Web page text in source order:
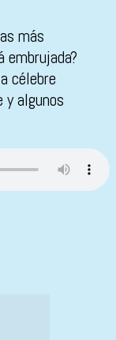
más
célebre
y algunos